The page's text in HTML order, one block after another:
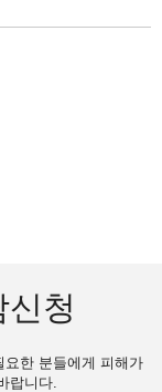
청
한 분들에게 피해가
랍니다.